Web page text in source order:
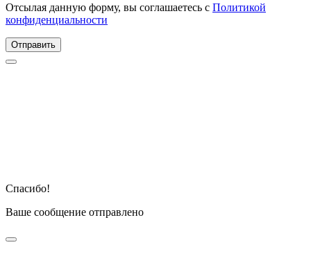
Отсылая данную форму, вы соглашаетесь с Политикой
конфиденциальности
Отправить
Спасибо!
Ваше сообщение отправлено